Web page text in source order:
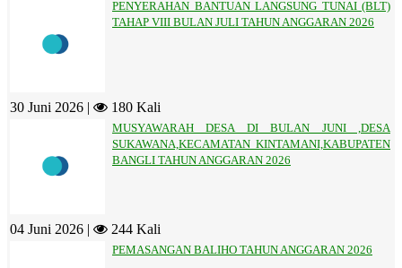
PENYERAHAN BANTUAN LANGSUNG TUNAI (BLT)
TAHAP VIII BULAN JULI TAHUN ANGGARAN 2026
30 Juni 2026 | 180 Kali
MUSYAWARAH DESA DI BULAN JUNI ,DESA
SUKAWANA,KECAMATAN KINTAMANI,KABUPATEN
BANGLI TAHUN ANGGARAN 2026
04 Juni 2026 | 244 Kali
PEMASANGAN BALIHO TAHUN ANGGARAN 2026